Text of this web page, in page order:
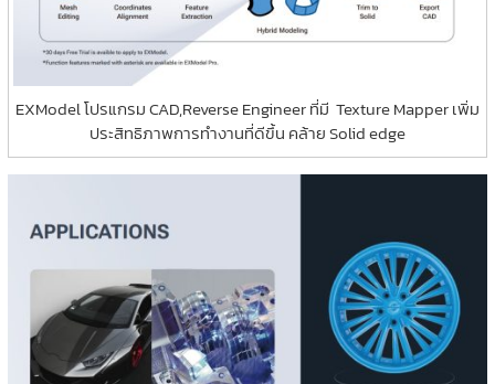
EXModel โปรแกรม CAD,Reverse Engineer ที่มี Texture Mapper เพิ่ม
ประสิทธิภาพการทำงานที่ดีขึ้น คล้าย Solid edge